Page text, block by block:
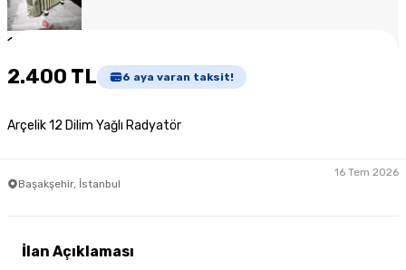
1
2.400 TL 6 aya varan taksit!
Arçelik 12 Dilim Yağlı Radyatör
Başakşehir, İstanbul
16 Tem 2026
İlan Açıklaması